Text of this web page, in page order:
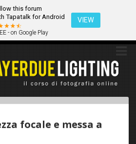
this forum
Tapatalk for Android
- on Google Play
VIEW
focale e messa a
Continuando a navigare tra queste
implicitamente all'uso dei cookies.
Scopri di più